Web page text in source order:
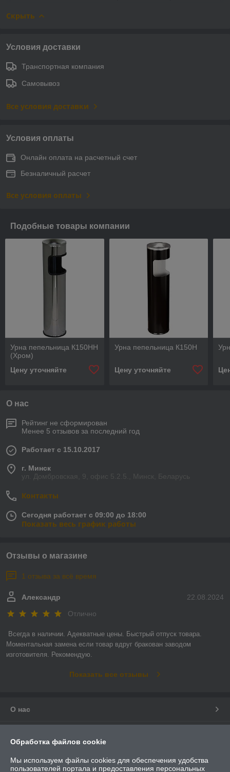
Скрыть
Условия доставки
Транспортная компания
Самовывоз
Все условия доставки
Условия оплаты
Онлайн оплата на расчетный счет
Безналичный расчет
Все условия оплаты
Подобные товары компании
Урна пепельница К150НН
(Хром)
Цену уточняйте
Урна пепельница К150Н
Цену уточняйте
О нас
Рейтинг не сформирован
Менее 5 отзывов за последний год
Работает с 15.10.2017
г. Минск
ул. Домбровская, 9, офис 5.2.5., Минск, Беларусь
Контакты
Сегодня работает с 09:00 до 18:00
Показать весь график работы
Отзывы о магазине
1 отзыва за всё время
22.08.2024
Александр
Отлично
Всегда в наличии. Адекватные цены. Быстрый отпуск товара.
Моментальная замена если товар вдруг бракован заводом
изготовителя. Рекомендую.
Показать все отзывы
О нас
Доставка и оплата
Обработка файлов cookie
Мы используем файлы cookies для обеспечения удобства
пользователей портала и предоставления персональных